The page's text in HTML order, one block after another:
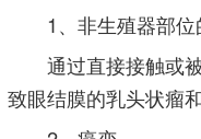
1、非生殖器部
通过直接接触或
致眼结膜的乳头状瘤